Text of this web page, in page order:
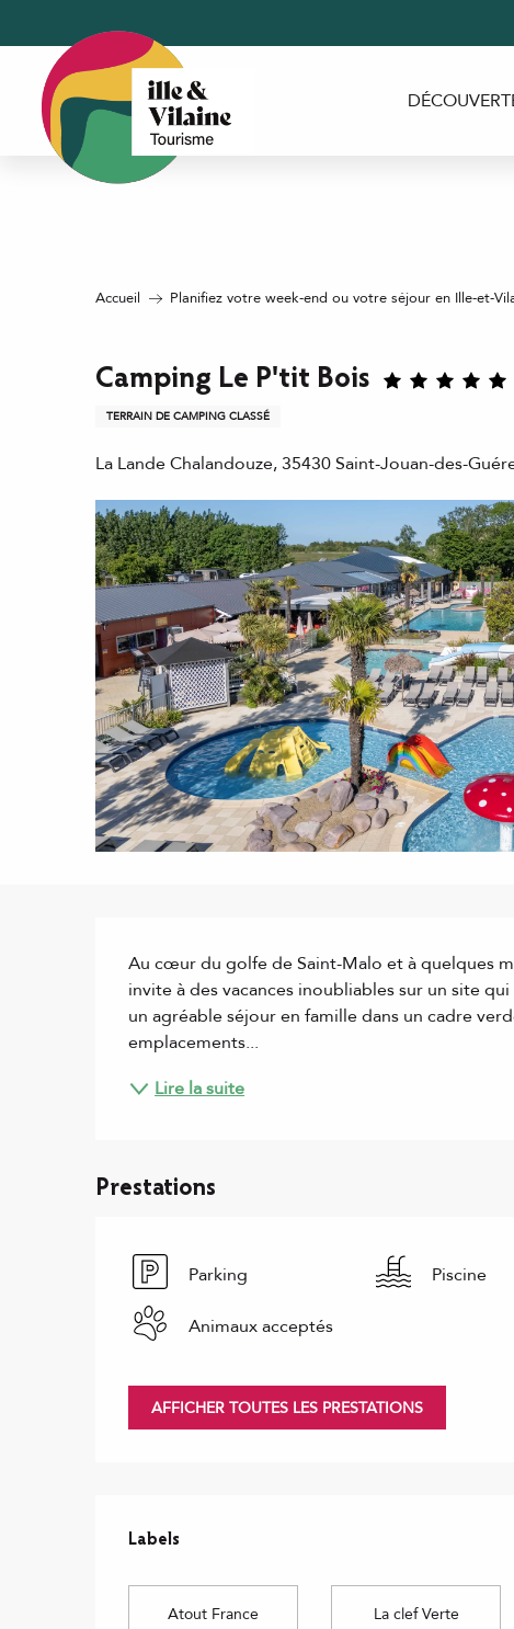
contenu
principal
Accueil Planifiez votre week-end ou votre séjour en Ille-et-
Camping Le P'tit Bois
TERRAIN DE CAMPING CLASSÉ
La Lande Chalandouze, 35430 Saint-Jouan-des-
Au cœur du golfe de Saint-Malo et à quelques
invite à des vacances inoubliables sur un site
un agréable séjour en famille dans un cadre
emplacements...
Lire la suite
Prestations
Parking Piscine
Animaux acceptés
AFFICHER TOUTES LES PRESTATIONS
Labels
Labels
Atout France La clef Verte